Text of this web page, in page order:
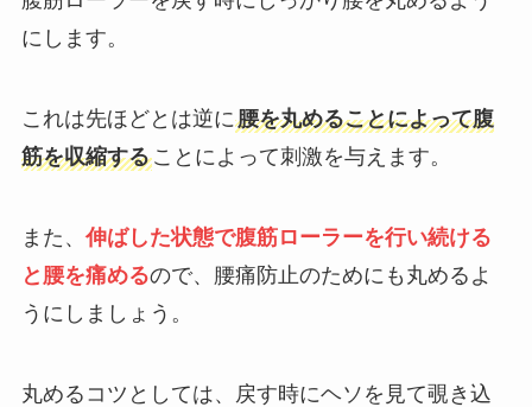
にします。
これは先ほどとは逆に腰を丸めることによって腹
筋を収縮することによって刺激を与えます。
また、伸ばした状態で腹筋ローラーを行い続ける
と腰を痛めるので、腰痛防止のためにも丸めるよ
うにしましょう。
丸めるコツとしては、戻す時にヘソを見て覗き込